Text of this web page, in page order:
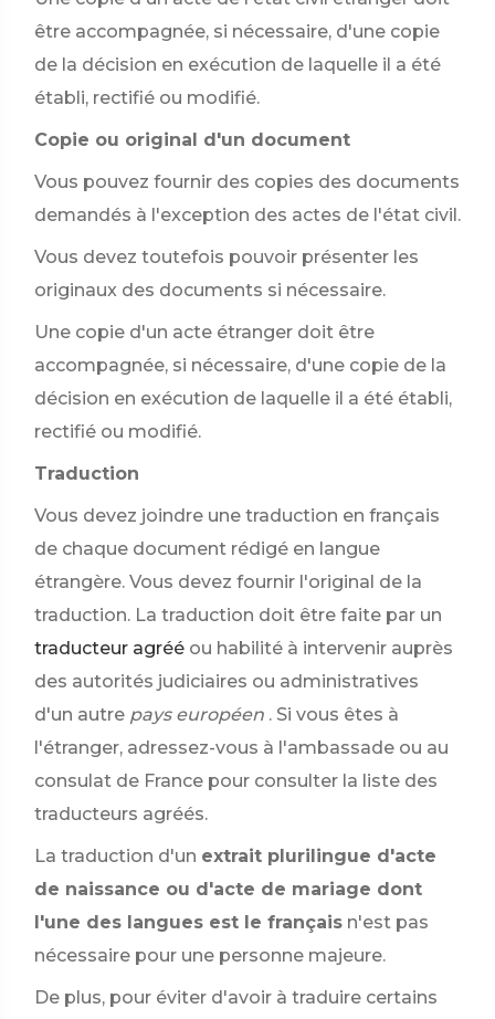
être accompagnée, si nécessaire, d'une copie
de la décision en exécution de laquelle il a été
établi, rectifié ou modifié.
Copie ou original d'un document
Vous pouvez fournir des copies des documents
demandés à l'exception des actes de l'état civil.
Vous devez toutefois pouvoir présenter les
originaux des documents si nécessaire.
Une copie d'un acte étranger doit être
accompagnée, si nécessaire, d'une copie de la
décision en exécution de laquelle il a été établi,
rectifié ou modifié.
Traduction
Vous devez joindre une traduction en français
de chaque document rédigé en langue
étrangère. Vous devez fournir l'original de la
traduction. La traduction doit être faite par un
traducteur agréé ou habilité à intervenir auprès
des autorités judiciaires ou administratives
d'un autre pays européen . Si vous êtes à
l'étranger, adressez-vous à l'ambassade ou au
consulat de France pour consulter la liste des
traducteurs agréés.
La traduction d'un extrait plurilingue d'acte
de naissance ou d'acte de mariage dont
l'une des langues est le français n'est pas
nécessaire pour une personne majeure.
De plus, pour éviter d'avoir à traduire certains